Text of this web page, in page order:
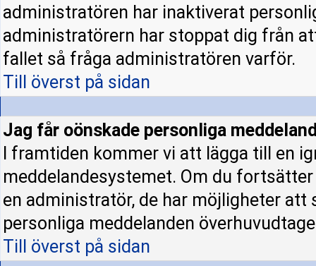
administratören har inaktiverat
administratörern har stoppat dig från
fallet så fråga administratören varför.
Till överst på sidan
Jag får oönskade personliga
I framtiden kommer vi att lägga till en
meddelandesystemet. Om du
en administratör, de har möjligheter
personliga meddelanden
Till överst på sidan